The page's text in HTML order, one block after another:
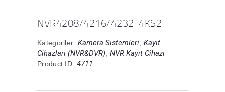
NVR4208/4216/4232-4KS2
Kategoriler: Kamera Sistemleri, Kayıt
Cihazları (NVR&DVR) NVR Kayıt Cihazı
Product ID: 4711